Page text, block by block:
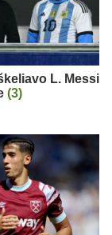
L. Messi
(3)